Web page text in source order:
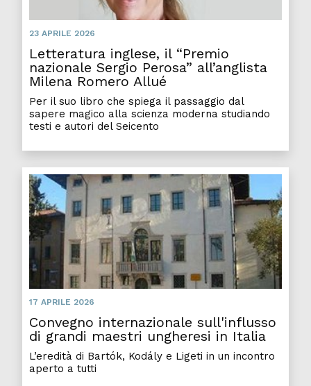
23 APRILE 2026
Letteratura inglese, il “Premio
nazionale Sergio Perosa” all’anglista
Milena Romero Allué
Per il suo libro che spiega il passaggio dal
sapere magico alla scienza moderna studiando
testi e autori del Seicento
17 APRILE 2026
Convegno internazionale sull'influsso
di grandi maestri ungheresi in Italia
L’eredità di Bartók, Kodály e Ligeti in un incontro
aperto a tutti